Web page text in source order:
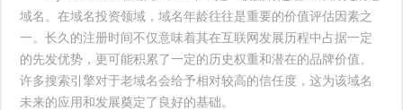
域名。在域名投资领域，域名年龄往往是重要的价值评估因素之
一。长久的注册时间不仅意味着其在互联网发展历程中占据一定
的先发优势，更可能积累了一定的历史权重和潜在的品牌价值。
许多搜索引擎对于老域名会给予相对较高的信任度，这为该域名
未来的应用和发展奠定了良好的基础。